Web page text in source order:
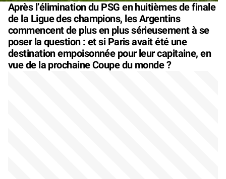
Après l’élimination du PSG en huitièmes de finale
de la Ligue des champions, les Argentins
commencent de plus en plus sérieusement à se
poser la question : et si Paris avait été une
destination empoisonnée pour leur capitaine, en
vue de la prochaine Coupe du monde ?